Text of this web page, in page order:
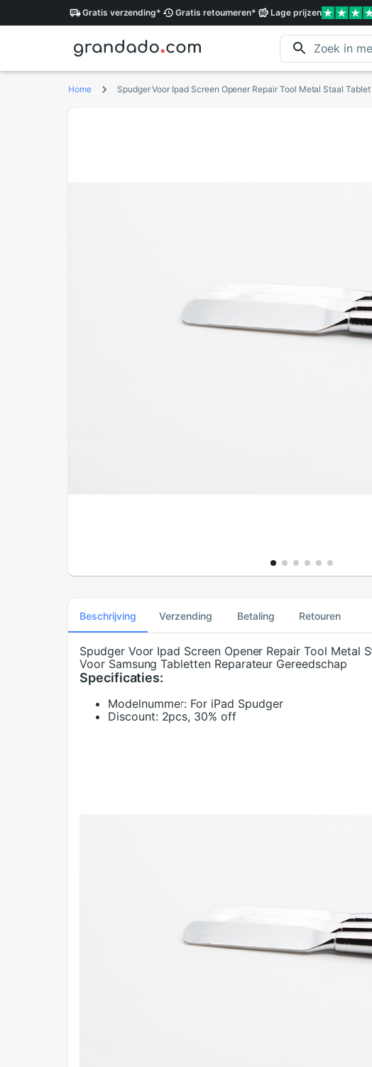
Gratis verzending* Gratis retourneren* Lageprijzen
Home
Beschrijving Verzending Betaling Retouren
Spudger Voor Ipad Screen Opener Repair Tool Metal
Voor Samsung Tabletten Reparateur Gereedschap
Specificaties:
Modelnummer: For iPad Spudger
Discount: 2pcs, 30% off